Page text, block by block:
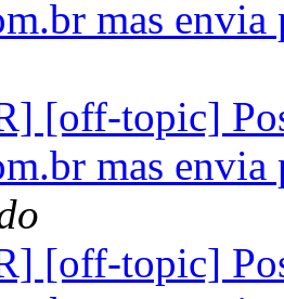
mas
[off-topic]
mas
[off-topic]